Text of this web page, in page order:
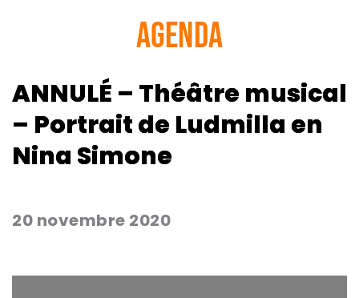
AGENDA
ANNULÉ – Théâtre musical
– Portrait de Ludmilla en
Nina Simone
20 novembre 2020